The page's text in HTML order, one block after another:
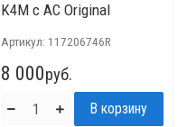
K4M c AC Original
Артикул: 117206746R
8 000руб.